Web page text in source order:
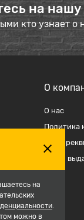
на
кто узнает о
О
О наc
Политика
Наши
Точки
на
.
можно в